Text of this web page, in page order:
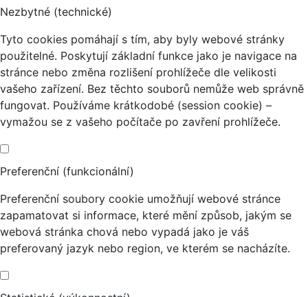
Nezbytné (technické)
Tyto cookies pomáhají s tím, aby byly webové stránky
použitelné. Poskytují základní funkce jako je navigace na
stránce nebo změna rozlišení prohlížeče dle velikosti
vašeho zařízení. Bez těchto souborů nemůže web správně
fungovat. Používáme krátkodobé (session cookie) –
vymažou se z vašeho počítače po zavření prohlížeče.
Preferenční (funkcionální)
Preferenční soubory cookie umožňují webové stránce
zapamatovat si informace, které mění způsob, jakým se
webová stránka chová nebo vypadá jako je váš
preferovaný jazyk nebo region, ve kterém se nacházíte.